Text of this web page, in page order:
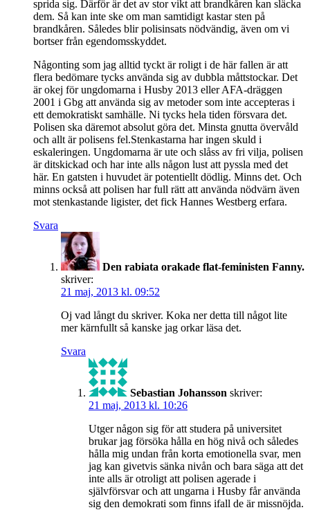
sprida sig. Därför är det av stor vikt att brandkåren kan släcka
dem. Så kan inte ske om man samtidigt kastar sten på
brandkåren. Således blir polisinsats nödvändig, även om vi
bortser från egendomsskyddet.
Någonting som jag alltid tyckt är roligt i de här fallen är att
flera bedömare tycks använda sig av dubbla måttstockar. Det
är okej för ungdomarna i Husby 2013 eller AFA-dräggen
2001 i Gbg att använda sig av metoder som inte accepteras i
ett demokratiskt samhälle. Ni tycks hela tiden försvara det.
Polisen ska däremot absolut göra det. Minsta gnutta övervåld
och allt är polisens fel.Stenkastarna har ingen skuld i
eskaleringen. Ungdomarna är ute och slåss av fri vilja, polisen
är ditskickad och har inte alls någon lust att pyssla med det
här. En gatsten i huvudet är potentiellt dödlig. Minns det. Och
minns också att polisen har full rätt att använda nödvärn även
mot stenkastande ligister, det fick Hannes Westberg erfara.
Svara
Den rabiata orakade flat-feministen Fanny.
skriver:
21 maj, 2013 kl. 09:52
Oj vad långt du skriver. Koka ner detta till något lite
mer kärnfullt så kanske jag orkar läsa det.
Svara
Sebastian Johansson skriver:
21 maj, 2013 kl. 10:26
Utger någon sig för att studera på universitet
brukar jag försöka hålla en hög nivå och således
hålla mig undan från korta emotionella svar, men
jag kan givetvis sänka nivån och bara säga att det
inte alls är otroligt att polisen agerade i
självförsvar och att ungarna i Husby får använda
sig den demokrati som finns ifall de är missnöjda.